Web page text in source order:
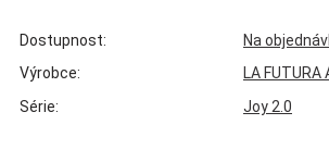
Dostupnost:
Na
Výrobce:
LA FUTURA
Série:
Joy 2.0